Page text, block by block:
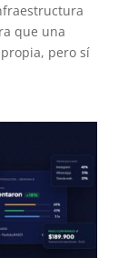
que una
pero sí